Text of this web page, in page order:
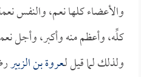
والأعضاء كلها نعم، والنفس
كلِّه، وأعظم منه وأكبر، وأجل
ولذلك لما قيل لـعروة بن الزبير